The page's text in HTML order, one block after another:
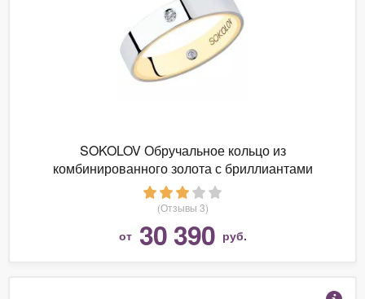
SOKOLOV Обручальное кольцо из
комбинированного золота с бриллиантами
1114052-01
(Отзывы 3)
от 30 390 руб.